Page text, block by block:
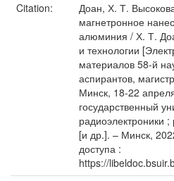
Citation:
Доан, Х. Т.
магнетронное
алюминия / Х. Т.
и технологии
материалов 58-й
аспирантов,
Минск, 18-22
государственный
радиоэлектроники
[и др.]. – Минск,
доступа :
https://